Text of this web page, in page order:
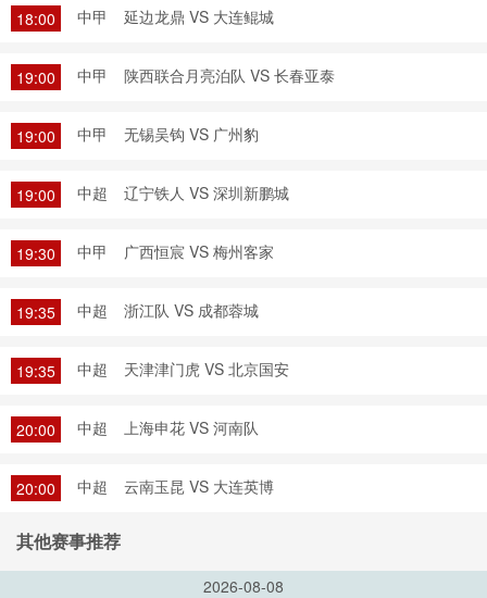
18:00
中甲 延边龙鼎 VS 大连鲲城
19:00 中甲 陕西联合月亮泊队 VS 长春亚泰
19:00 中甲 无锡吴钩 VS 广州豹
19:00 中超 辽宁铁人 VS 深圳新鹏城
19:30 中甲 广西恒宸 VS 梅州客家
19:35 中超 浙江队 VS 成都蓉城
19:35 中超 天津津门虎 VS 北京国安
20:00 中超 上海申花 VS 河南队
20:00 中超 云南玉昆 VS 大连英博
其他赛事推荐
2026-08-08